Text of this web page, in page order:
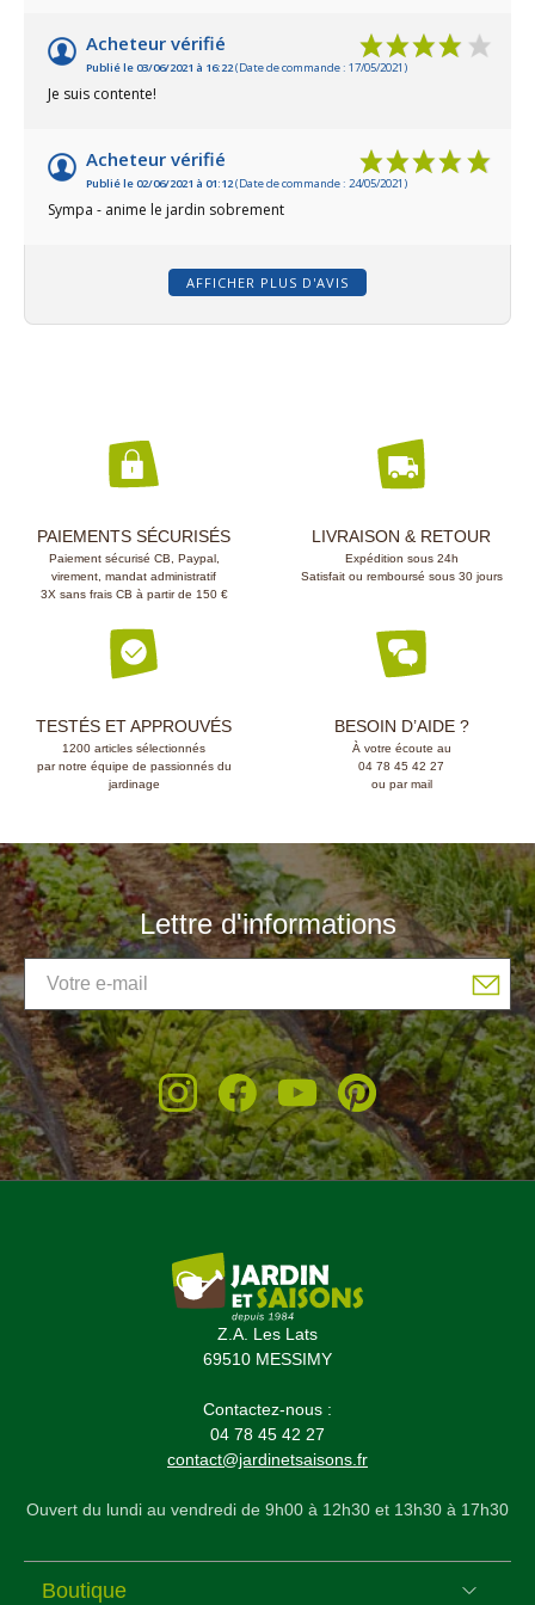
Acheteur vérifié
Publié le 03/06/2021 à 16:22(Date de commande : 17/05/2021)
Je suis contente!
Acheteur vérifié
Publié le 02/06/2021 à 01:12(Date de commande : 24/05/2021)
Sympa - anime le jardin sobrement
AFFICHER PLUS D'AVIS
PAIEMENTS SÉCURISÉS
Paiement sécurisé CB, Paypal,
virement, mandat administratif
3X sans frais CB à partir de 150 €
LIVRAISON & RETOUR
Expédition sous 24h
Satisfait ou remboursé sous 30 jours
TESTÉS ET APPROUVÉS
1200 articles sélectionnés
par notre équipe de passionnés du
jardinage
BESOIN D’AIDE ?
À votre écoute au
04 78 45 42 27
ou par mail
Lettre d'informations
Z.A. Les Lats
69510 MESSIMY
Contactez-nous :
04 78 45 42 27
contact@jardinetsaisons.fr
Ouvert du lundi au vendredi de 9h00 à 12h30 et 13h30 à 17h30
Boutique